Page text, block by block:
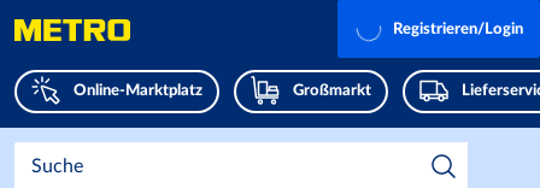
Online-Marktplatz Großmarkt
Registrieren/Login